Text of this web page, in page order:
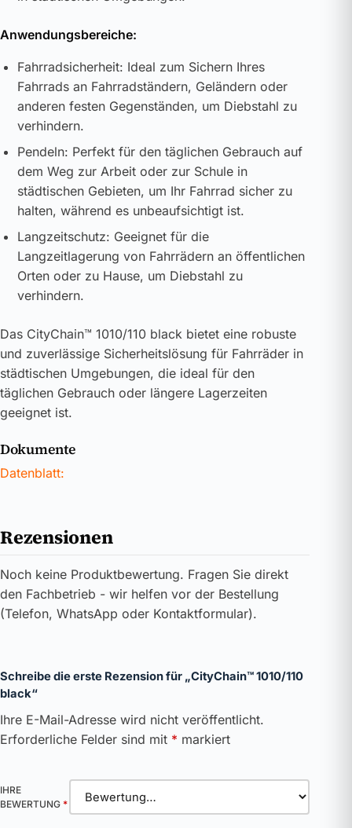
Anwendungsbereiche:
Fahrradsicherheit: Ideal zum Sichern Ihres
Fahrrads an Fahrradständern, Geländern oder
anderen festen Gegenständen, um Diebstahl zu
verhindern.
Pendeln: Perfekt für den täglichen Gebrauch auf
dem Weg zur Arbeit oder zur Schule in
städtischen Gebieten, um Ihr Fahrrad sicher zu
halten, während es unbeaufsichtigt ist.
Langzeitschutz: Geeignet für die
Langzeitlagerung von Fahrrädern an öffentlichen
Orten oder zu Hause, um Diebstahl zu
verhindern.
Das CityChain™ 1010/110 black bietet eine robuste
und zuverlässige Sicherheitslösung für Fahrräder in
städtischen Umgebungen, die ideal für den
täglichen Gebrauch oder längere Lagerzeiten
geeignet ist.
Dokumente
Datenblatt:
Rezensionen
Noch keine Produktbewertung. Fragen Sie direkt
den Fachbetrieb - wir helfen vor der Bestellung
(Telefon, WhatsApp oder Kontaktformular).
Schreibe die erste Rezension für „CityChain™ 1010/110
black“
Ihre E-Mail-Adresse wird nicht veröffentlicht.
Erforderliche Felder sind mit * markiert
IHRE
BEWERTUNG *